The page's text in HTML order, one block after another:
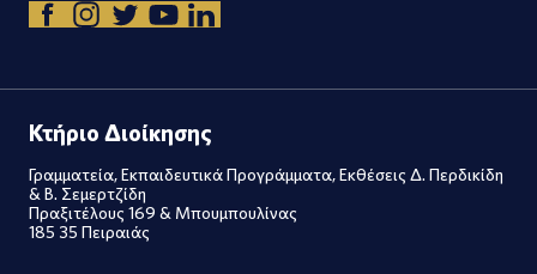
Κτήριο Διοίκησης
Γραμματεία, Εκπαιδευτικά Προγράμματα, Εκθέσεις Δ. Περδικίδη
& Β. Σεμερτζίδη
Πραξιτέλους 169 & Μπουμπουλίνας
185 35 Πειραιάς